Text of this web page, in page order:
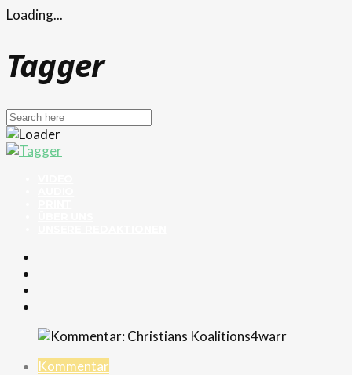
Loading...
Tagger
Kommentar